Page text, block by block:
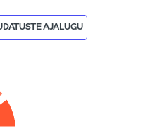
AJALUGU